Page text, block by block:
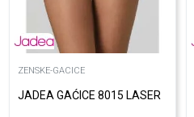
ZENSKE-GACICE
JADEA GAĆICE 8015 LASER